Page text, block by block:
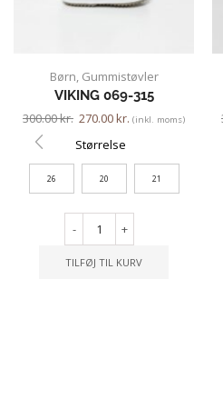
Børn, Gummistøvler
VIKING 069-315
300.00kr. 270.00kr. (inkl. moms)
Størrelse
26 20 21
- +
TILFØJ TIL KURV